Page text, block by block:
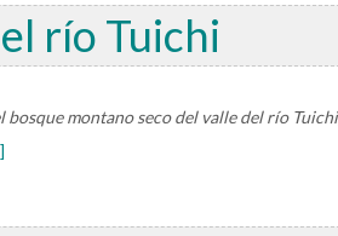
río Tuichi
montano seco del valle del río